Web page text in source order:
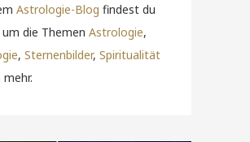
Astrologie-Blog findest du
die Themen Astrologie,
, Sternenbilder, Spiritualität
mehr.